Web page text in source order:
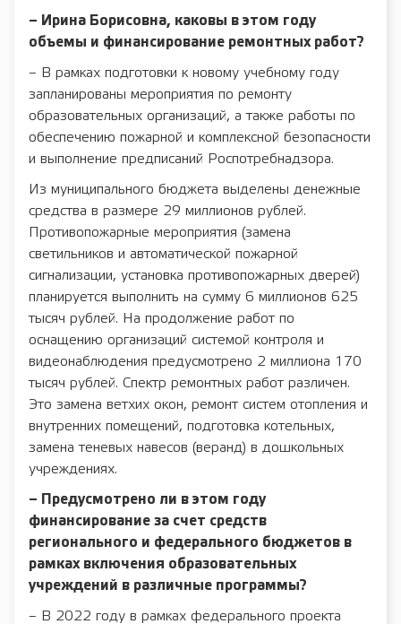
– Ирина Борисовна, каковы в этом году
объемы и финансирование ремонтных работ?
– В рамках подготовки к новому учебному году
запланированы мероприятия по ремонту
образовательных организаций, а также работы по
обеспечению пожарной и комплексной безопасности
и выполнение предписаний Роспотребнадзора.
Из муниципального бюджета выделены денежные
средства в размере 29 миллионов рублей.
Противопожарные мероприятия (замена
светильников и автоматической пожарной
сигнализации, установка противопожарных дверей)
планируется выполнить на сумму 6 миллионов 625
тысяч рублей. На продолжение работ по
оснащению организаций системой контроля и
видеонаблюдения предусмотрено 2 миллиона 170
тысяч рублей. Спектр ремонтных работ различен.
Это замена ветхих окон, ремонт систем отопления и
внутренних помещений, подготовка котельных,
замена теневых навесов (веранд) в дошкольных
учреждениях.
– Предусмотрено ли в этом году
финансирование за счет средств
регионального и федерального бюджетов в
рамках включения образовательных
учреждений в различные программы?
– В 2022 году в рамках федерального проекта